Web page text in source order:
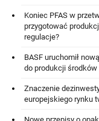
Koniec PFAS w
przygotować
regulacje?
BASF uruchomił
do produkcji
Znaczenie
europejskiego rynku